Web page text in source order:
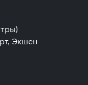
Экшен